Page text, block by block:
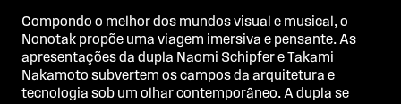
Compondo o melhor dos mundos visual e musical, o
Nonotak propõe uma viagem imersiva e pensante. As
apresentações da dupla Naomi Schipfer e Takami
Nakamoto subvertem os campos da arquitetura e
tecnologia sob um olhar contemporâneo. A dupla se